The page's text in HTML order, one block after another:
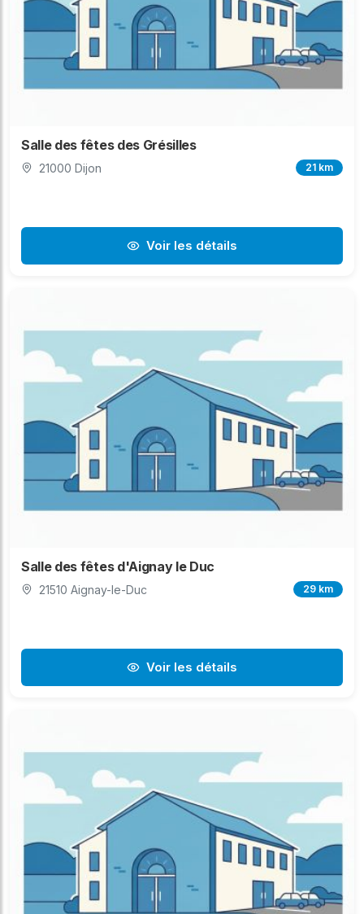
Salle des fêtes des Grésilles
21000 Dijon 21 km
Voir les détails
Salle des fêtes d'Aignay le Duc
21510 Aignay-le-Duc 29 km
Voir les détails